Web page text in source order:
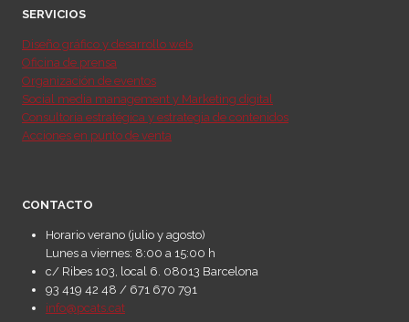
SERVICIOS
Diseño gráfico y desarrollo web
Oficina de prensa
Organización de eventos
Social media management y Marketing digital
Consultoría estratégica y estrategia de contenidos
Acciones en punto de venta
CONTACTO
Horario verano (julio y agosto)
Lunes a viernes: 8:00 a 15:00 h
c/ Ribes 103, local 6. 08013 Barcelona
93 419 42 48 / 671 670 791
info@pcats.cat